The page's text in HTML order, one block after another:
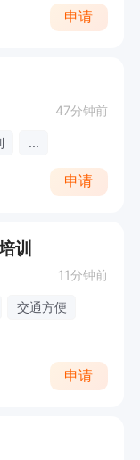
申请
47分钟前
...
申请
训
11分钟前
交通方便
申请